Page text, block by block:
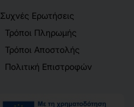
Συχνές Ερωτήσεις
Τρόποι Πληρωμής
Τρόποι Αποστολής
Πολιτική Επιστροφών